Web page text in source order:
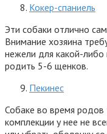
Кокер-спаниель
Эти собаки отлично
Внимание хозяина
нежели для какой-
родить 5-6 щенков.
Пекинес
Собаке во время родов
комплекции у нее не